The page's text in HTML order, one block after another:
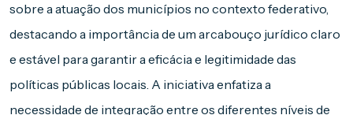
sobre a atuação dos municípios no contexto federativo,
destacando a importância de um arcabouço jurídico claro
e estável para garantir a eficácia e legitimidade das
políticas públicas locais. A iniciativa enfatiza a
necessidade de integração entre os diferentes níveis de